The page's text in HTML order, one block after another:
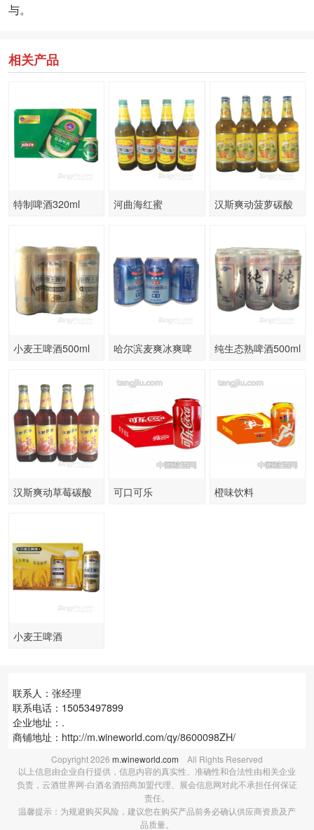
与。
相关产品
特制啤酒320ml 河曲海红蜜
汉斯爽动菠萝碳酸
小麦王啤酒500ml
哈尔滨麦爽冰爽啤
纯生态熟啤酒500ml
汉斯爽动草莓碳酸
可口可乐 橙味饮料
小麦王啤酒
联系人：张经理
联系电话：15053497899
企业地址：.
商铺地址： http://m.wineworld.com/qy/8600098ZH/
Copyright2026 m.wineworld.com All Rights Reserved
以上信息由企业自行提供，信息内容的真实性、准确性和合法性由相关企业
负责，云酒世界网-白酒名酒招商加盟代理、展会信息网对此不承担任何保证
责任。
温馨提示：为规避购买风险，建议您在购买产品前务必确认供应商资质及产
品质量。